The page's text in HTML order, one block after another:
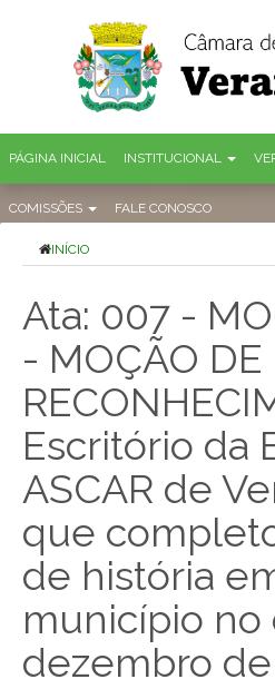
PÁGINA INICIAL INSTITUCIONAL
COMISSÕES FALE CONOSCO
INÍCIO
Ata: 007 -
- MOÇÃO DE
Escritório da
ASCAR de
que
de história
município no
dezembro de